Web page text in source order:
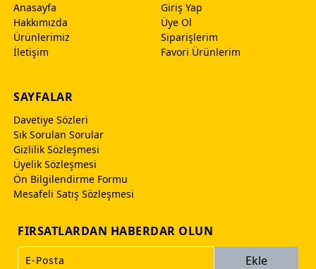
Anasayfa
Hakkımızda
Ürünlerimiz
İletişim
Giriş Yap
Üye Ol
Siparişlerim
Favori Ürünlerim
SAYFALAR
Davetiye Sözleri
Sık Sorulan Sorular
Gizlilik Sözleşmesi
Üyelik Sözleşmesi
Ön Bilgilendirme Formu
Mesafeli Satış Sözleşmesi
FIRSATLARDAN HABERDAR OLUN
Ekle